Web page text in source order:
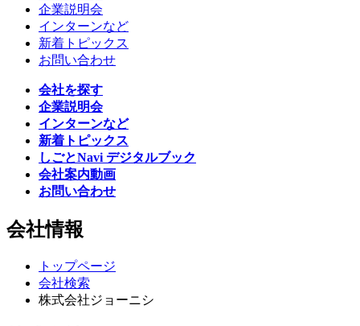
企業説明会
インターンなど
新着トピックス
お問い合わせ
会社を探す
企業説明会
インターンなど
新着トピックス
しごとNavi デジタルブック
会社案内動画
お問い合わせ
会社情報
トップページ
会社検索
株式会社ジョーニシ